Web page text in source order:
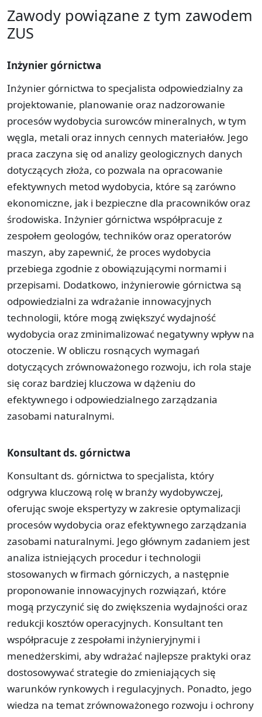
Zawody powiązane z tym zawodem
ZUS
Inżynier górnictwa
Inżynier górnictwa to specjalista odpowiedzialny za
projektowanie, planowanie oraz nadzorowanie
procesów wydobycia surowców mineralnych, w tym
węgla, metali oraz innych cennych materiałów. Jego
praca zaczyna się od analizy geologicznych danych
dotyczących złoża, co pozwala na opracowanie
efektywnych metod wydobycia, które są zarówno
ekonomiczne, jak i bezpieczne dla pracowników oraz
środowiska. Inżynier górnictwa współpracuje z
zespołem geologów, techników oraz operatorów
maszyn, aby zapewnić, że proces wydobycia
przebiega zgodnie z obowiązującymi normami i
przepisami. Dodatkowo, inżynierowie górnictwa są
odpowiedzialni za wdrażanie innowacyjnych
technologii, które mogą zwiększyć wydajność
wydobycia oraz zminimalizować negatywny wpływ na
otoczenie. W obliczu rosnących wymagań
dotyczących zrównoważonego rozwoju, ich rola staje
się coraz bardziej kluczowa w dążeniu do
efektywnego i odpowiedzialnego zarządzania
zasobami naturalnymi.
Konsultant ds. górnictwa
Konsultant ds. górnictwa to specjalista, który
odgrywa kluczową rolę w branży wydobywczej,
oferując swoje ekspertyzy w zakresie optymalizacji
procesów wydobycia oraz efektywnego zarządzania
zasobami naturalnymi. Jego głównym zadaniem jest
analiza istniejących procedur i technologii
stosowanych w firmach górniczych, a następnie
proponowanie innowacyjnych rozwiązań, które
mogą przyczynić się do zwiększenia wydajności oraz
redukcji kosztów operacyjnych. Konsultant ten
współpracuje z zespołami inżynieryjnymi i
menedżerskimi, aby wdrażać najlepsze praktyki oraz
dostosowywać strategie do zmieniających się
warunków rynkowych i regulacyjnych. Ponadto, jego
wiedza na temat zrównoważonego rozwoju i ochrony